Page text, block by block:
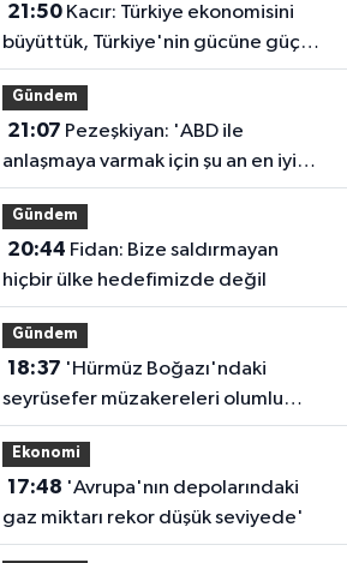
21:50Kacır: Türkiye ekonomisini
büyüttük, Türkiye'nin gücüne güç
kattık
Gündem
21:07
anlaşmaya varmak için şu an en iyi
zaman'
Gündem
20:44
hiçbir ülke hedefimizde değil
Gündem
18:37
seyrüsefer müzakereleri olumlu
ilerliyor'
Ekonomi
17:48
gaz miktarı rekor düşük seviyede'